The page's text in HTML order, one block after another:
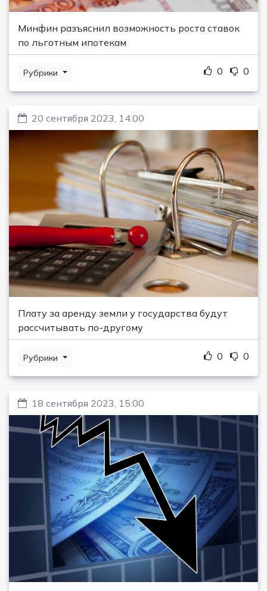
Минфин разъяснил возможность роста ставок
по льготным ипотекам
Рубрики 0 0
20 сентября 2023, 14:00
Плату за аренду земли у государства будут
рассчитывать по-другому
Рубрики 0 0
18 сентября 2023, 15:00